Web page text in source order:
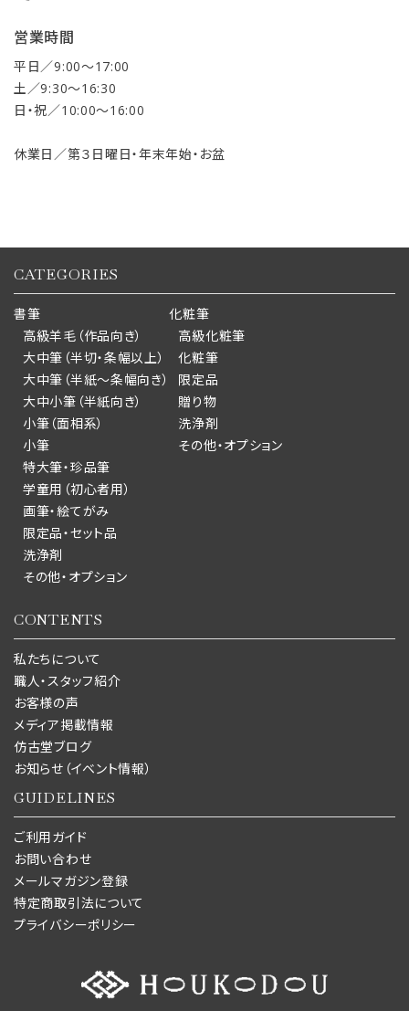
営業時間
平日／9:00〜17:00
土／9:30〜16:30
日・祝／10:00〜16:00
休業日／第３日曜日・年末年始・お盆
CATEGORIES
書筆
高級羊毛（作品向き）
大中筆（半切・条幅以上）
大中筆（半紙～条幅向き）
大中小筆（半紙向き）
小筆（面相系）
小筆
特大筆・珍品筆
学童用（初心者用）
画筆・絵てがみ
限定品・セット品
洗浄剤
その他・オプション
化粧筆
高級化粧筆
化粧筆
限定品
贈り物
洗浄剤
その他・オプション
CONTENTS
私たちについて
職人・スタッフ紹介
お客様の声
メディア掲載情報
仿古堂ブログ
お知らせ（イベント情報）
GUIDELINES
ご利用ガイド
お問い合わせ
メールマガジン登録
特定商取引法について
プライバシーポリシー